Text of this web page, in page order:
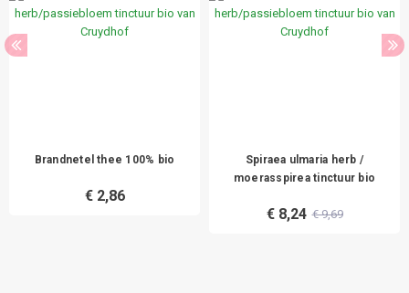
Brandnetel thee 100% bio
€ 2,86
Spiraea ulmaria herb /
moerasspirea tinctuur bio
€ 8,24 € 9,69